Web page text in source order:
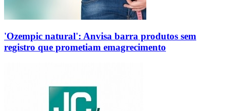
'Ozempic natural': Anvisa barra produtos sem
registro que prometiam emagrecimento